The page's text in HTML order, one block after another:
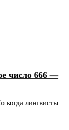
число 666 —
когда лингвисты